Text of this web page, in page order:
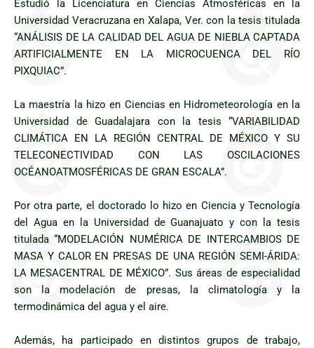
Estudió la Licenciatura en Ciencias Atmosféricas en la
Universidad Veracruzana en Xalapa, Ver. con la tesis titulada
“ANÁLISIS DE LA CALIDAD DEL AGUA DE NIEBLA CAPTADA
ARTIFICIALMENTE EN LA MICROCUENCA DEL RÍO
PIXQUIAC”.
La maestría la hizo en Ciencias en Hidrometeorología en la
Universidad de Guadalajara con la tesis “VARIABILIDAD
CLIMÁTICA EN LA REGIÓN CENTRAL DE MÉXICO Y SU
TELECONECTIVIDAD CON LAS OSCILACIONES
OCÉANOATMOSFÉRICAS DE GRAN ESCALA”.
Por otra parte, el doctorado lo hizo en Ciencia y Tecnología
del Agua en la Universidad de Guanajuato y con la tesis
titulada “MODELACIÓN NUMÉRICA DE INTERCAMBIOS DE
MASA Y CALOR EN PRESAS DE UNA REGIÓN SEMI-ÁRIDA:
LA MESACENTRAL DE MÉXICO”. Sus áreas de especialidad
son la modelación de presas, la climatología y la
termodinámica del agua y el aire.
Además, ha participado en distintos grupos de trabajo,